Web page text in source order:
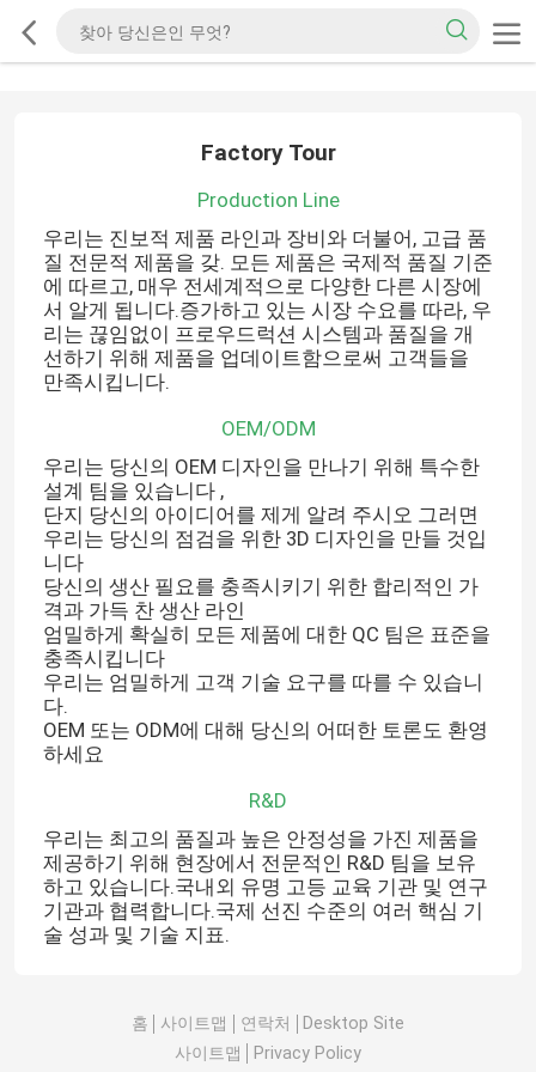
Factory Tour
Production Line
우리는 진보적 제품 라인과 장비와 더불어, 고급 품
질 전문적 제품을 갖. 모든 제품은 국제적 품질 기준
에 따르고, 매우 전세계적으로 다양한 다른 시장에
서 알게 됩니다.증가하고 있는 시장 수요를 따라, 우
리는 끊임없이 프로우드럭션 시스템과 품질을 개
선하기 위해 제품을 업데이트함으로써 고객들을
만족시킵니다.
OEM/ODM
우리는 당신의 OEM 디자인을 만나기 위해 특수한
설계 팀을 있습니다 ,
단지 당신의 아이디어를 제게 알려 주시오 그러면
우리는 당신의 점검을 위한 3D 디자인을 만들 것입
니다
당신의 생산 필요를 충족시키기 위한 합리적인 가
격과 가득 찬 생산 라인
엄밀하게 확실히 모든 제품에 대한 QC 팀은 표준을
충족시킵니다
우리는 엄밀하게 고객 기술 요구를 따를 수 있습니
다.
OEM 또는 ODM에 대해 당신의 어떠한 토론도 환영
하세요
R&D
우리는 최고의 품질과 높은 안정성을 가진 제품을
제공하기 위해 현장에서 전문적인 R&D 팀을 보유
하고 있습니다.국내외 유명 고등 교육 기관 및 연구
기관과 협력합니다.국제 선진 수준의 여러 핵심 기
술 성과 및 기술 지표.
홈 사이트맵 연락처
Desktop Site
사이트맵
Privacy Policy